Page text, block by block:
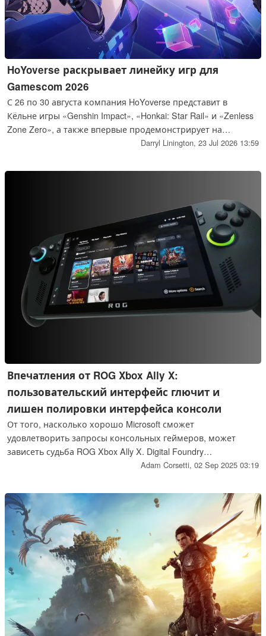
HoYoverse раскрывает линейку игр для
Gamescom 2026
С 26 по 30 августа компания HoYoverse представит в
Кёльне игры «Genshin Impact», «Honkai: Star Rail» и «Zenless
Zone Zero», а также впервые продемонстрирует на
выставке Gamescom игры «Honkai: Nexus Anima» и «Petit
Darryl Linington, 23 Jul 2026 13:59
Впечатления от ROG Xbox Ally X:
пользовательский интерфейс глючит и
лишен полировки интерфейса консоли
От того, насколько хорошо Microsoft сможет
удовлетворить запросы консольных геймеров, может
зависеть судьба ROG Xbox Ally X. Digital Foundry
обнаружила, что его интерфейс находится в запущенном
приближается, многие аспекты пользовательского
интерфейса находятся в стадии разработки.
Adam Corsetti, 02 Sep 2025 03:19